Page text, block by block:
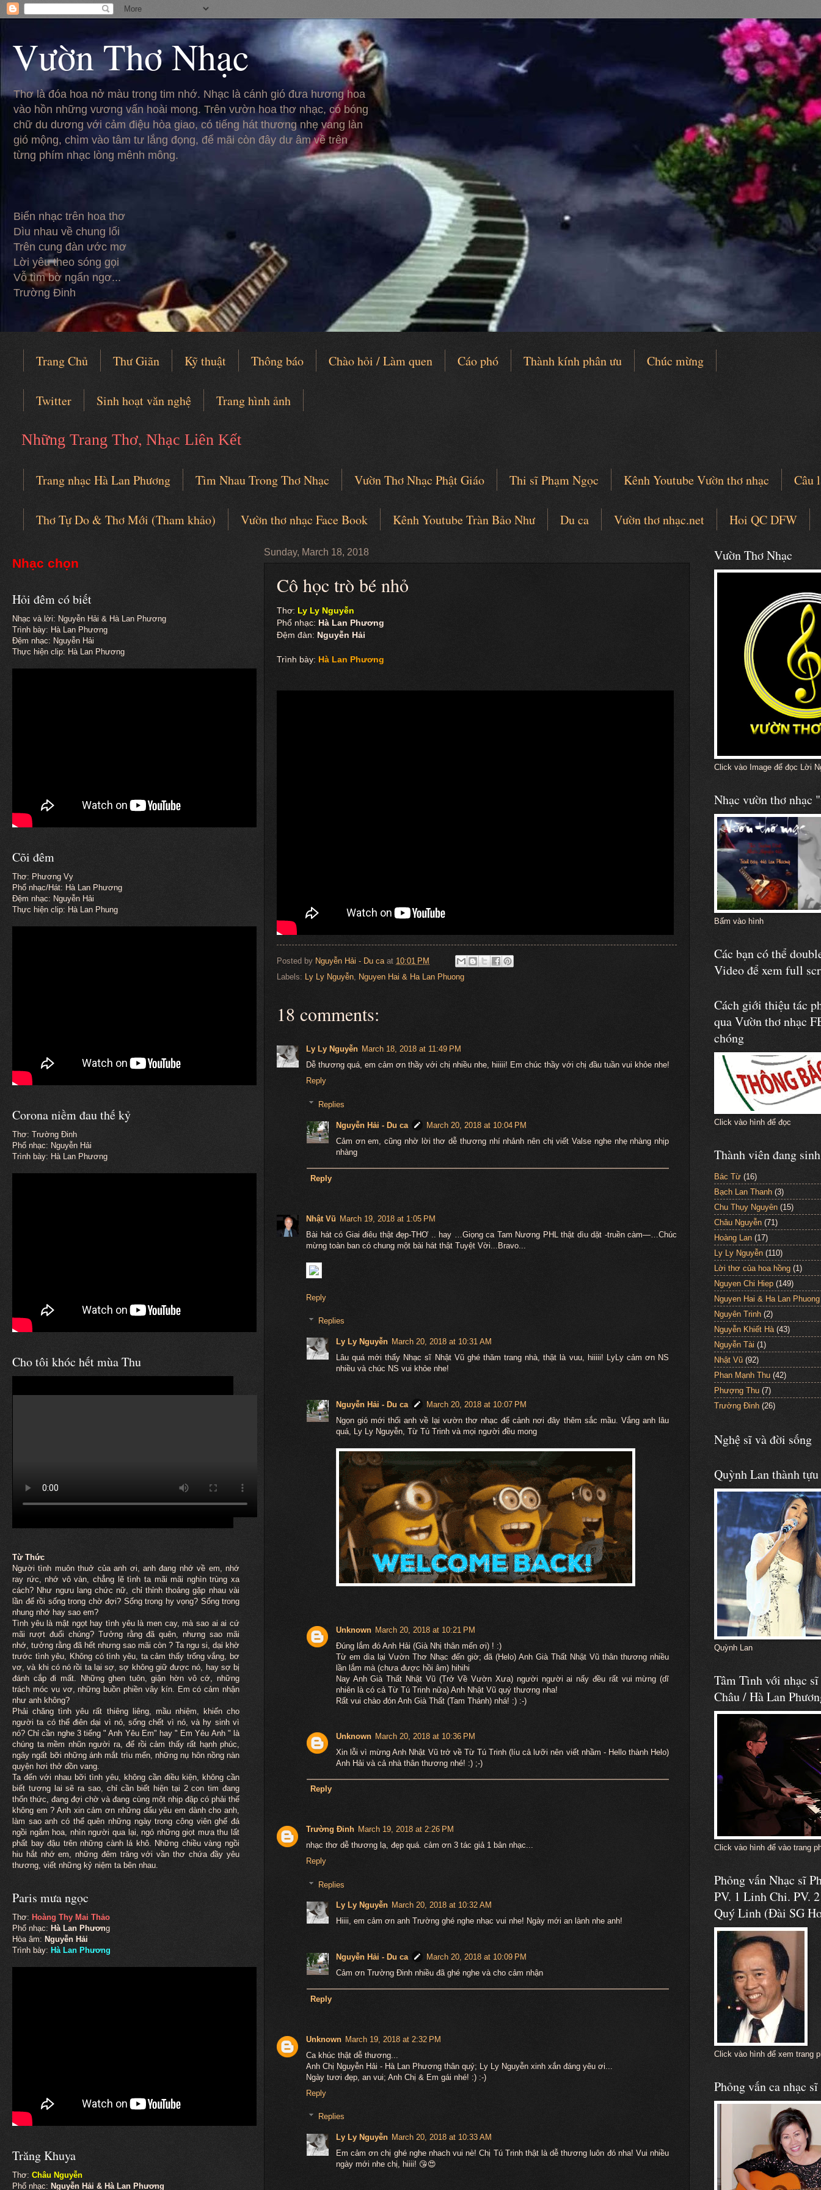
Vườn Thơ Nhạc
Thơ là đóa hoa nở màu trong tim nhớ. Nhạc là cánh gió đưa hương hoa
vào hồn những vương vấn hoài mong. Trên vườn hoa thơ nhạc, có bóng
chữ du dương với cảm điệu hòa giao, có tiếng hát thương nhẹ vang làn
gió mộng, chìm vào tâm tư lắng đọng, để mãi còn đây dư âm về trên
từng phím nhạc lòng mênh mông.
Biển nhạc trên hoa thơ
Dìu nhau về chung lối
Trên cung đàn ước mơ
Lời yêu theo sóng gọi
Vỗ tìm bờ ngẩn ngơ...
Trường Đinh
Trang Chủ Thư Giãn Kỹ thuật Thông báo Chào hỏi / Làm quen Cáo phó Thành kính phân ưu Chúc mừng
Twitter Sinh hoạt văn nghệ Trang hình ảnh
Những Trang Thơ, Nhạc Liên Kết
Trang nhạc Hà Lan Phương Tìm Nhau Trong Thơ Nhạc Vườn Thơ Nhạc Phật Giáo Thi sĩ Phạm Ngọc Kênh Youtube Vườn thơ nhạc
Câu
Thơ Tự Do & Thơ Mới (Tham khảo)
Vườn thơ nhạc Face Book Kênh Youtube Tràn Bảo Như Du ca Vườn thơ nhạc.net Hoi QC DFW
Sunday, March 18, 2018
Cô học trò bé nhỏ
Thơ: Ly Ly Nguyễn
Phổ nhạc: Hà Lan Phương
Đệm đàn: Nguyễn Hải
Trình bày: Hà Lan Phương
Posted by Nguyễn Hải - Du ca at 10:01 PM
Labels: Ly Ly Nguyễn, Nguyen Hai & Ha Lan Phuong
18 comments:
Ly Ly Nguyễn March 18, 2018 at 11:49 PM
Dễ thương quá, em cảm ơn thầy với chị nhiều nhe, hiiiii! Em chúc thầy với chị đầu tuần vui khỏe nhe!
Reply
Replies
Nguyễn Hải - Du ca
March 20, 2018 at 10:04 PM
Cảm ơn em, cũng nhờ lời thơ dễ thương nhí nhảnh nên chị viết Valse nghe nhẹ nhàng nhịp
nhàng
Reply
Nhật Vũ March 19, 2018 at 1:05 PM
Bài hát có Giai điêu thật đẹp-THƠ .. hay …Giọng ca Tam Nương PHL thật dìu dặt -truền càm—…Chúc
mừng toàn ban có chung một bài hát thật Tuyệt Vời...Bravo...
Reply
Replies
Ly Ly Nguyễn March 20, 2018 at 10:31 AM
Lâu quá mới thấy Nhạc sĩ Nhật Vũ ghé thăm trang nhà, thật là vuu, hiiiii! LyLy cảm ơn NS
nhiều và chúc NS vui khỏe nhe!
Nguyễn Hải - Du ca
March 20, 2018 at 10:07 PM
Ngọn gió mới thổi anh về lại vườn thơ nhạc để cảnh nơi đây thêm sắc mầu. Vắng anh lâu
quá, Ly Ly Nguyễn, Từ Tú Trinh và mọi người đều mong
Unknown March 20, 2018 at 10:21 PM
Đúng lắm đó Anh Hải (Già Nhị thân mến ơi) ! :)
Từ em dìa lại Vườn Thơ Nhạc đến giờ; đã (Helo) Anh Già Thất Nhật Vũ thân thương nhiều
lần lắm mà (chưa được hồi âm) hihihi
Nay Anh Già Thất Nhật Vũ (Trở Về Vườn Xưa) người người ai nấy đều rất vui mừng (dĩ
nhiên là có cả Từ Tú Trinh nữa) Anh Nhật Vũ quý thương nha!
Rất vui chào đón Anh Già Thất (Tam Thánh) nhá! :) :-)
Unknown March 20, 2018 at 10:36 PM
Xin lỗi vì mừng Anh Nhật Vũ trở về Từ Tú Trinh (líu cả lưỡi nên viết nhầm - Hello thành Helo)
Anh Hải và cả nhà thân thương nhé! :) ;-)
Reply
Trường Đinh March 19, 2018 at 2:26 PM
nhạc thơ dễ thương lạ, đẹp quá. cảm ơn 3 tác giả 1 bản nhạc...
Reply
Replies
Ly Ly Nguyễn March 20, 2018 at 10:32 AM
Hiiii, em cảm ơn anh Trường ghé nghe nhạc vui nhe! Ngày mới an lành nhe anh!
Nguyễn Hải - Du ca
March 20, 2018 at 10:09 PM
Cảm ơn Trường Đinh nhiều đã ghé nghe và cho cảm nhận
Reply
Unknown March 19, 2018 at 2:32 PM
Ca khúc thật dễ thương...
Anh Chị Nguyễn Hải - Hà Lan Phương thân quý; Ly Ly Nguyễn xinh xắn đáng yêu ơi...
Ngày tươi đẹp, an vui; Anh Chị & Em gái nhé! :) :-)
Reply
Replies
Ly Ly Nguyễn March 20, 2018 at 10:33 AM
Em cảm ơn chị ghé nghe nhach vui nè! Chị Tú Trinh thật là dễ thương luôn đó nha! Vui nhiều
ngày mới nhe chị, hiiii! 😘😍
Nhạc chọn
Hỏi đêm có biết
Nhạc và lời: Nguyễn Hải & Hà Lan Phương
Trình bày: Hà Lan Phương
Đệm nhạc: Nguyễn Hải
Thực hiện clip: Hà Lan Phương
Cõi đêm
Thơ: Phương Vy
Phổ nhạc/Hát: Hà Lan Phương
Đệm nhạc: Nguyễn Hải
Thực hiện clip: Hà Lan Phung
Corona niềm đau thế kỷ
Thơ: Trường Đinh
Phổ nhạc: Nguyễn Hải
Trình bày: Hà Lan Phương
Cho tôi khóc hết mùa Thu
Từ Thức
Người tình muônthuở của anh ơi, anh đang nhớ về em, nhớ
ray rức, nhớ vô vàn, chẳng lẽ tình ta mãi mãi nghìn trùng xa
cách? Như ngưu lang chức nữ, chỉ thỉnh thoảng gặp nhau vài
lần để rồi sống trong chờ đợi? Sống trong hy vọng? Sống trong
nhung nhớ hay sao em?
Tình yêu là mật ngọt hay tình yêu là men cay, mà sao ai ai cứ
mãi rượt đuổi chúng? Tưởng rằng đã quên, nhưng sao mãi
nhớ, tưởng rằng đã hết nhưng sao mãi còn ? Ta ngu si, dại khờ
trước tình yêu, Không có tình yêu, ta cảm thấy trống vắng, bơ
vơ, và khi có nó rồi ta lại sợ, sợ không giữ được nó, hay sợ bị
đánh cắp đi mất. Những ghen tuôn, giận hờn vô cớ, những
trách móc vu vơ, những buồn phiền vây kín. Em có cảm nhận
như anh không?
Phải chăng tình yêu rất thiêng liêng, mầu nhiệm, khiến cho
người ta có thể điên dại vì nó, sống chết vì nó, và hy sinh vì
nó? Chỉ cần nghe 3 tiếng " Anh Yêu Em" hay " Em Yêu Anh " là
chúng ta mềm nhũn người ra, để rồi cảm thấy rất hạnh phúc,
ngây ngất bỡi những ánh mắt trìu mến, những nụ hôn nồng nàn
quyện hơi thở dồn vang.
Ta đến với nhau bỡi tình yêu, không cần điều kiện, không cần
biết tương lai sẽ ra sao, chỉ cần biết hiện tại 2 con tim đang
thổn thức, đang đợi chờ và đang cùng một nhịp đập có phải thế
không em ? Anh xin cảm ơn những dấu yêu em dành cho anh,
làm sao anh có thể quên những ngày trong công viên ghế đá
ngồi ngắm hoa, nhìn người qua lại, ngó những giọt mưa thu lất
phất bay đậu trên những cành lá khô. Những chiều vàng ngồi
hiu hắt nhớ em, những đêm trăng với vần thơ chứa đầy yêu
thương, viết những kỷ niệm ta bên nhau.
Paris mưa ngọc
Thơ: Hoàng Thy Mai Thảo
Phổ nhạc: Hà Lan Phương
Hòa âm: Nguyễn Hải
Trình bày: Hà Lan Phương
Trăng Khuya
Thơ: Châu Nguyễn
Phổ nhạc: Nguyễn Hải & Hà Lan Phương
Vườn Thơ Nhạc
Click vào Image để đọc Lời
Nhạc vườn thơ nhạc
Bấm vào hình
Các bạn có thể
Video để xem full
Cách giới thiệu tác
qua Vườn thơ nhạc
chóng
Click vào hình để đọc
Thành viên đang
Bác Từ (16)
Bạch Lan Thanh (3)
Chu Thụy Nguyên (15)
Châu Nguyễn (71)
Hoàng Lan (17)
Ly Ly Nguyễn (110)
Lời thơ của hoa hồng (1)
Nguyen Chi Hiep (149)
Nguyen Hai & Ha Lan Phuong
Nguyên Trinh (2)
Nguyễn Khiết Hà (43)
Nguyễn Tài (1)
Nhật Vũ (92)
Phan Mạnh Thu (42)
Phượng Thu (7)
Trường Đinh (26)
Nghệ sĩ và đời sống
Quỳnh Lan thành
Quỳnh Lan
Tâm Tình với nhạc
Châu / Hà Lan
Click vào hình để vào trang
Phỏng vấn Nhạc sĩ
PV. 1 Linh Chi. PV.
Quý Linh (Đài SG
Click vào hình để xem trang
Phỏng vấn ca nhạc